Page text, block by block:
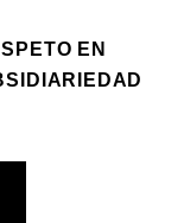
EN